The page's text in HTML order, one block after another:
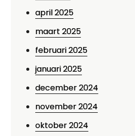
april 2025
maart 2025
februari 2025
januari 2025
december 2024
november 2024
oktober 2024